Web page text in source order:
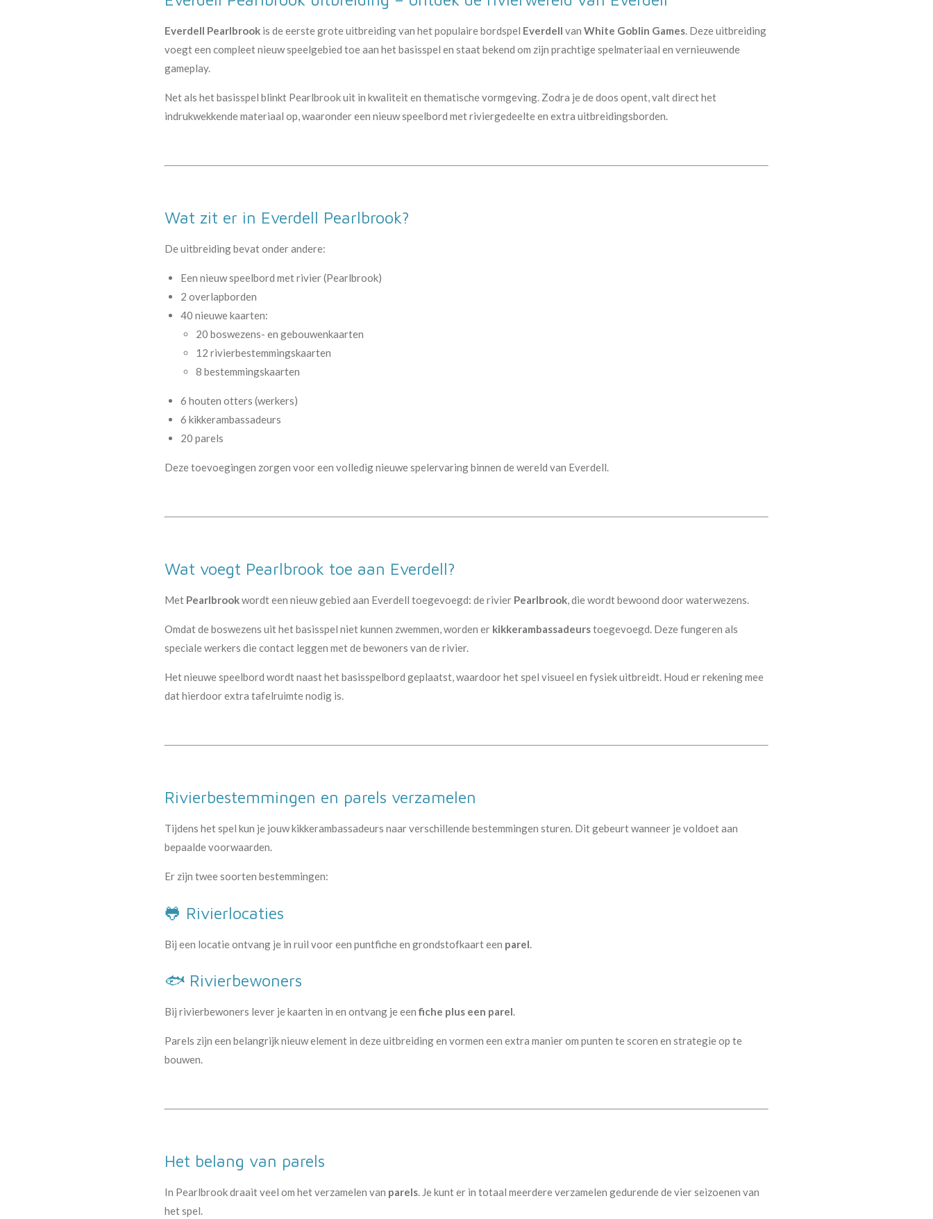
Everdell Pearlbrook is de eerste grote uitbreiding van het populaire bordspel Everdell van White Goblin Games. Deze uitbreiding
voegt een compleet nieuw speelgebied toe aan het basisspel en staat bekend om zijn prachtige spelmateriaal en vernieuwende
gameplay.
Net als het basisspel blinkt Pearlbrook uit in kwaliteit en thematische vormgeving. Zodra je de doos opent, valt direct het
indrukwekkende materiaal op, waaronder een nieuw speelbord met riviergedeelte en extra uitbreidingsborden.
Wat zit er in Everdell Pearlbrook?
De uitbreiding bevat onder andere:
Een nieuw speelbord met rivier (Pearlbrook)
2 overlapborden
40 nieuwe kaarten:
20 boswezens- en gebouwenkaarten
12 rivierbestemmingskaarten
8 bestemmingskaarten
6 houten otters (werkers)
6 kikkerambassadeurs
20 parels
Deze toevoegingen zorgen voor een volledig nieuwe spelervaring binnen de wereld van Everdell.
Wat voegt Pearlbrook toe aan Everdell?
Met Pearlbrookwordt een nieuw gebied aan Everdell toegevoegd: de rivier Pearlbrook, die wordt bewoond door waterwezens.
Omdat de boswezens uit het basisspel niet kunnen zwemmen, worden er kikkerambassadeurstoegevoegd. Deze fungeren als
speciale werkers die contact leggen met de bewoners van de rivier.
Het nieuwe speelbord wordt naast het basisspelbord geplaatst, waardoor het spel visueel en fysiek uitbreidt. Houd er rekening mee
dat hierdoor extra tafelruimte nodig is.
Rivierbestemmingen en parels verzamelen
Tijdens het spel kun je jouw kikkerambassadeurs naar verschillende bestemmingen sturen. Dit gebeurt wanneer je voldoet aan
bepaalde voorwaarden.
Er zijn twee soorten bestemmingen:
🐸 Rivierlocaties
Bij een locatie ontvang je in ruil voor een puntfiche en grondstofkaart een parel
🐟 Rivierbewoners
Bij rivierbewoners lever je kaarten in en ontvang je een fiche plus een parel.
Parels zijn een belangrijk nieuw element in deze uitbreiding en vormen een extra manier om punten te scoren en strategie op te
bouwen.
Het belang van parels
In Pearlbrook draait veel om het verzamelen van parels. Je kunt er in totaal meerdere verzamelen gedurende de vier seizoenen van
het spel.